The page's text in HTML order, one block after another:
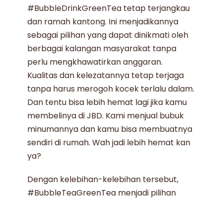
#BubbleDrinkGreenTea tetap terjangkau
dan ramah kantong. Ini menjadikannya
sebagai pilihan yang dapat dinikmati oleh
berbagai kalangan masyarakat tanpa
perlu mengkhawatirkan anggaran.
Kualitas dan kelezatannya tetap terjaga
tanpa harus merogoh kocek terlalu dalam.
Dan tentu bisa lebih hemat lagi jika kamu
membelinya di JBD. Kami menjual bubuk
minumannya dan kamu bisa membuatnya
sendiri di rumah. Wah jadi lebih hemat kan
ya?
Dengan kelebihan-kelebihan tersebut,
#BubbleTeaGreenTea menjadi pilihan